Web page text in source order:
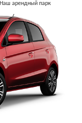
Наш арендный парк